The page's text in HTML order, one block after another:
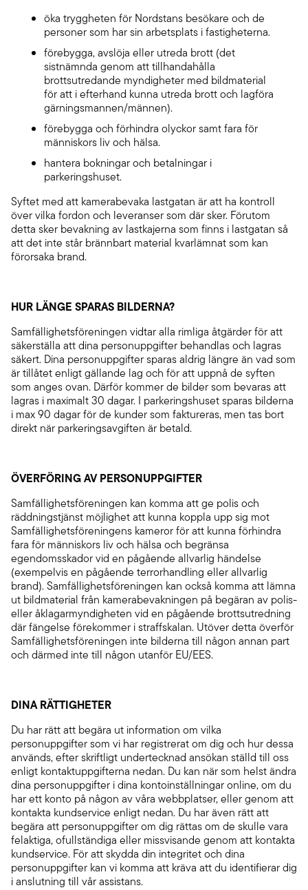
öka tryggheten för Nordstans besökare och de
personer som har sin arbetsplats i fastigheterna.
förebygga, avslöja eller utreda brott (det
sistnämnda genom att tillhandahålla
brottsutredande myndigheter med bildmaterial
för att i efterhand kunna utreda brott och lagföra
gärningsmannen/männen).
förebygga och förhindra olyckor samt fara för
människors liv och hälsa.
hantera bokningar och betalningar i
parkeringshuset.
Syftet med att kamerabevaka lastgatan är att ha kontroll
över vilka fordon och leveranser som där sker. Förutom
detta sker bevakning av lastkajerna som finns i lastgatan så
att det inte står brännbart material kvarlämnat som kan
förorsaka brand.
HUR LÄNGE SPARAS BILDERNA?
Samfällighetsföreningen vidtar alla rimliga åtgärder för att
säkerställa att dina personuppgifter behandlas och lagras
säkert. Dina personuppgifter sparas aldrig längre än vad som
är tillåtet enligt gällande lag och för att uppnå de syften
som anges ovan. Därför kommer de bilder som bevaras att
lagras i maximalt 30 dagar. I parkeringshuset sparas bilderna
i max 90 dagar för de kunder som faktureras, men tas bort
direkt när parkeringsavgiften är betald.
ÖVERFÖRING AV PERSONUPPGIFTER
Samfällighetsföreningen kan komma att ge polis och
räddningstjänst möjlighet att kunna koppla upp sig mot
Samfällighetsföreningens kameror för att kunna förhindra
fara för människors liv och hälsa och begränsa
egendomsskador vid en pågående allvarlig händelse
(exempelvis en pågående terrorhandling eller allvarlig
brand). Samfällighetsföreningen kan också komma att lämna
ut bildmaterial från kamerabevakningen på begäran av polis-
eller åklagarmyndigheten vid en pågående brottsutredning
där fängelse förekommer i straffskalan. Utöver detta överför
Samfällighetsföreningen inte bilderna till någon annan part
och därmed inte till någon utanför EU/EES.
DINA RÄTTIGHETER
Du har rätt att begära ut information om vilka
personuppgifter som vi har registrerat om dig och hur dessa
används, efter skriftligt undertecknad ansökan ställd till oss
enligt kontaktuppgifterna nedan. Du kan när som helst ändra
dina personuppgifter i dina kontoinställningar online, om du
har ett konto på någon av våra webbplatser, eller genom att
kontakta kundservice enligt nedan. Du har även rätt att
begära att personuppgifter om dig rättas om de skulle vara
felaktiga, ofullständiga eller missvisande genom att kontakta
kundservice. För att skydda din integritet och dina
personuppgifter kan vi komma att kräva att du identifierar dig
i anslutning till vår assistans.